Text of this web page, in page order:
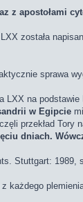
z apostołami
została
sprawa
na
w Egipcie
przekład Tory
dniach.
Stuttgart: 1989,
każdego